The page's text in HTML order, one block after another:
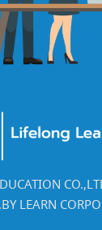
LEARN